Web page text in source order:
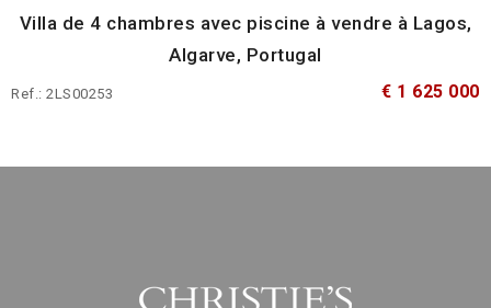
Villa de 4 chambres avec piscine à vendre à Lagos,
Algarve, Portugal
Ref.: 2LS00253 € 1 625 000